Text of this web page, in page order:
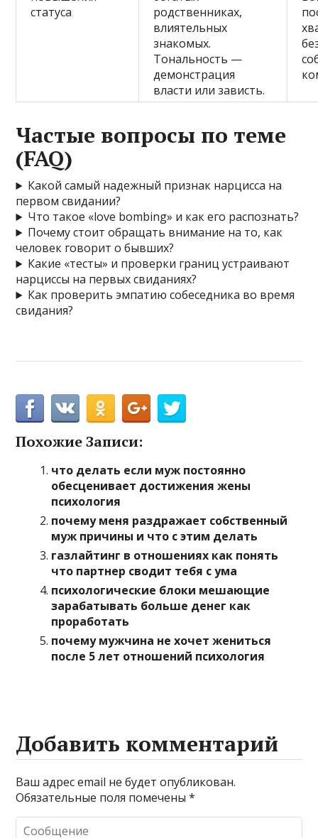
статуса
родственниках,
влиятельных
знакомых.
Тональность —
демонстрация
власти или зависть.
Частые вопросы по теме
(FAQ)
Какой самый надежный признак нарцисса на
первом свидании?
Что такое «love bombing» и как его распознать?
Почему стоит обращать внимание на то, как
человек говорит о бывших?
Какие «тесты» и проверки границ устраивают
нарциссы на первых свиданиях?
Как проверить эмпатию собеседника во время
свидания?
Похожие Записи:
что делать если муж постоянно
обесценивает достижения жены
психология
почему меня раздражает собственный
муж причины и что с этим делать
газлайтинг в отношениях как понять
что партнер сводит тебя с ума
психологические блоки мешающие
зарабатывать больше денег как
проработать
почему мужчина не хочет жениться
после 5 лет отношений психология
Добавить комментарий
Ваш адрес email не будет опубликован.
Обязательные поля помечены*